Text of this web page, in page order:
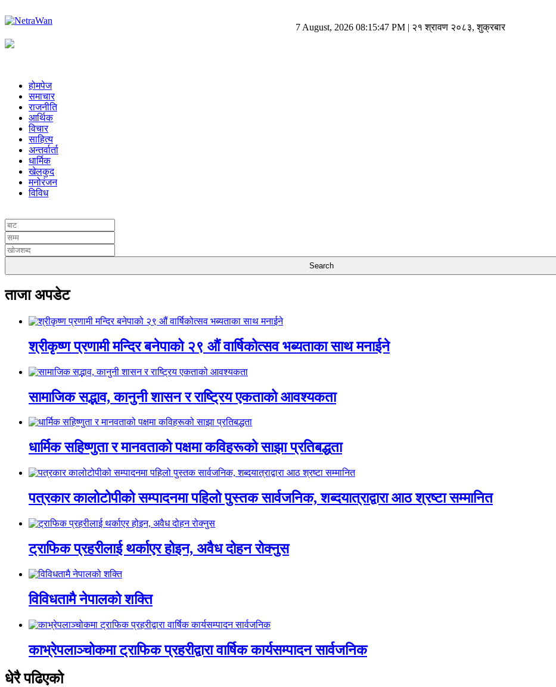
7 August, 2026 08:15:47 PM | २१ श्रावण २०८३, शुक्रबार
होमपेज
समाचार
राजनीति
आर्थिक
विचार
साहित्य
अन्तर्वार्ता
धार्मिक
खेलकुद
मनोरंजन
विविध
ताजा अपडेट
श्रीकृष्ण प्रणामी मन्दिर बनेपाको २९ औं वार्षिकोत्सव भब्यताका साथ मनाईने
सामाजिक सद्भाव, कानुनी शासन र राष्ट्रिय एकताको आवश्यकता
धार्मिक सहिष्णुता र मानवताको पक्षमा कविहरूको साझा प्रतिबद्धता
पत्रकार कालोटोपीको सम्पादनमा पहिलो पुस्तक सार्वजनिक, शब्दयात्राद्वारा आठ श्रष्टा सम्मानित
ट्राफिक प्रहरीलाई थर्काएर होइन, अवैध दोहन रोक्नुस
विविधतामै नेपालको शक्ति
काभ्रेपलाञ्चोकमा ट्राफिक प्रहरीद्वारा वार्षिक कार्यसम्पादन सार्वजनिक
धेरै पढिएको